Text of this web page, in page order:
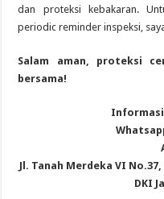
dan proteksi kebakaran.
periodic reminder inspeksi,
Salam aman, proteksi
bersama!
Informasi
Jl. Tanah Merdeka VI
DKI